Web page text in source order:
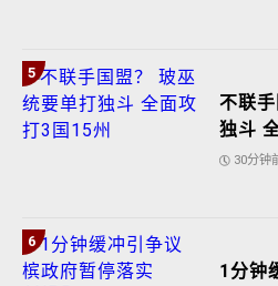
5
不联
独斗
30分钟
6
1分钟缓